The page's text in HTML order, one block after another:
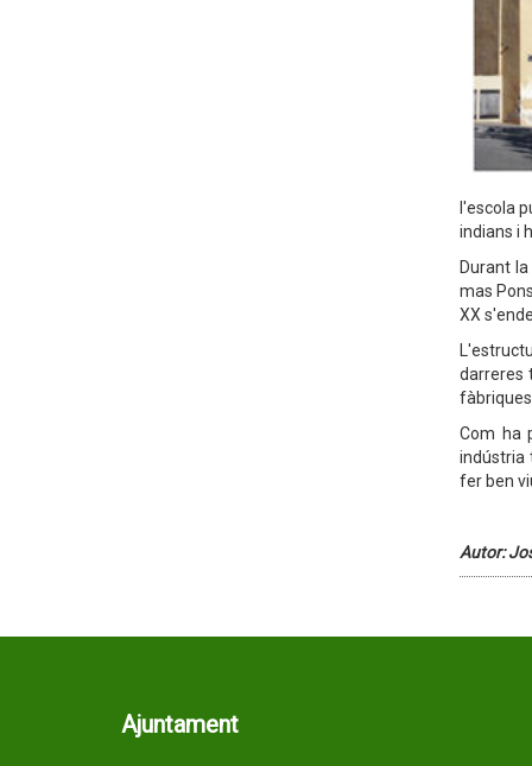
l'escola
indians i
Durant
mas
XX
darreres
Com ha
indústria
fer ben
Autor:
Ajuntament